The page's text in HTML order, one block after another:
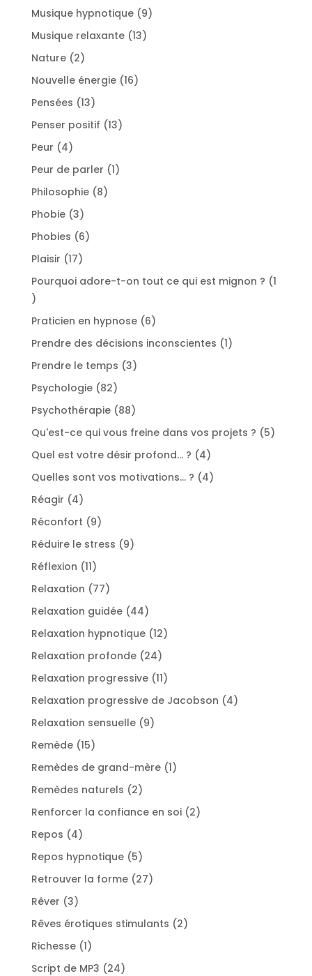
Musique hypnotique 99
Musique relaxante 1313
Nature 22
produits
Nouvelle énergie 1616
Pensées 1313
produits
Penser positif 1313
Peur 44
produits
Peur de parler 11
Philosophie 88
Phobie 33
produits
Phobies 66
Plaisir 1717
produits
Pourquoi adore-t-on tout ce qui est mignon ? 1
1
produit
Praticien en hypnose 66
produits
Prendre des décisions inconscientes 11
Prendre le temps 33
Psychologie 8282
produits
Psychothérapie 8888
produits
Qu'est-ce qui vous freine dans vos projets ? 55
Quel est votre désir profond... ? 44
produits
Quelles sont vos motivations... ? 44
Réagir 44
produits
Réconfort 99
produits
Réduire le stress 99
Réflexion 1111
produits
Relaxation 7777
produits
Relaxation guidée 4444
produits
Relaxation hypnotique 1212
Relaxation profonde 2424
produits
Relaxation progressive 1111
produits
Relaxation progressive de Jacobson 44
Relaxation sensuelle 99
Remède 1515
produits
Remèdes de grand-mère 11
Remèdes naturels 22
Renforcer la confiance en soi 22
Repos 44
produits
Repos hypnotique 55
produits
Retrouver la forme 2727
Rêver 33
produits
Rêves érotiques stimulants 22
Richesse 11
produit
Script de MP3 2424